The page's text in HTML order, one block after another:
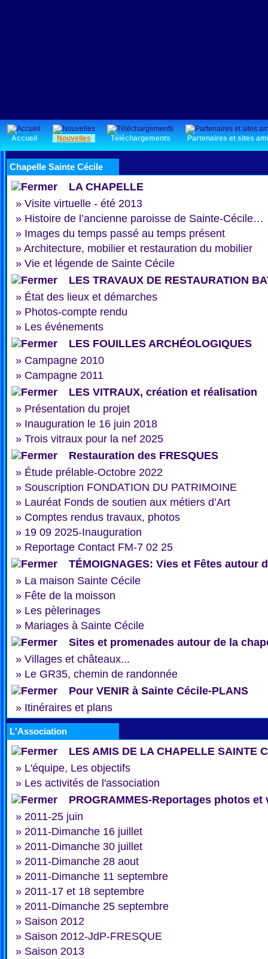
Accueil Nouvelles Téléchargements Partenaires et sites
Chapelle Sainte Cécile
LA CHAPELLE
» Visite virtuelle - été 2013
» Histoire de l’ancienne paroisse de Sainte-Cécile…
» Images du temps passé au temps présent
» Architecture, mobilier et restauration du mobilier
» Vie et légende de Sainte Cécile
LES TRAVAUX DE RESTAURATION
» État des lieux et démarches
» Photos-compte rendu
» Les événements
LES FOUILLES ARCHÉOLOGIQUES
» Campagne 2010
» Campagne 2011
LES VITRAUX, création et réalisation
» Présentation du projet
» Inauguration le 16 juin 2018
» Trois vitraux pour la nef 2025
Restauration des FRESQUES
» Étude prélable-Octobre 2022
» Souscription FONDATION DU PATRIMOINE
» Lauréat Fonds de soutien aux métiers d’Art
» Comptes rendus travaux, photos
» 19 09 2025-Inauguration
» Reportage Contact FM-7 02 25
TÉMOIGNAGES: Vies et Fêtes autour
» La maison Sainte Cécile
» Fête de la moisson
» Les pèlerinages
» Mariages à Sainte Cécile
Sites et promenades autour de la
» Villages et châteaux...
» Le GR35, chemin de randonnée
Pour VENIR à Sainte Cécile-PLANS
» Itinéraires et plans
L'Association
LES AMIS DE LA CHAPELLE SAINTE
» L'équipe, Les objectifs
» Les activités de l'association
PROGRAMMES-Reportages photos et
» 2011-25 juin
» 2011-Dimanche 16 juillet
» 2011-Dimanche 30 juillet
» 2011-Dimanche 28 aout
» 2011-Dimanche 11 septembre
» 2011-17 et 18 septembre
» 2011-Dimanche 25 septembre
» Saison 2012
» Saison 2012-JdP-FRESQUE
» Saison 2013